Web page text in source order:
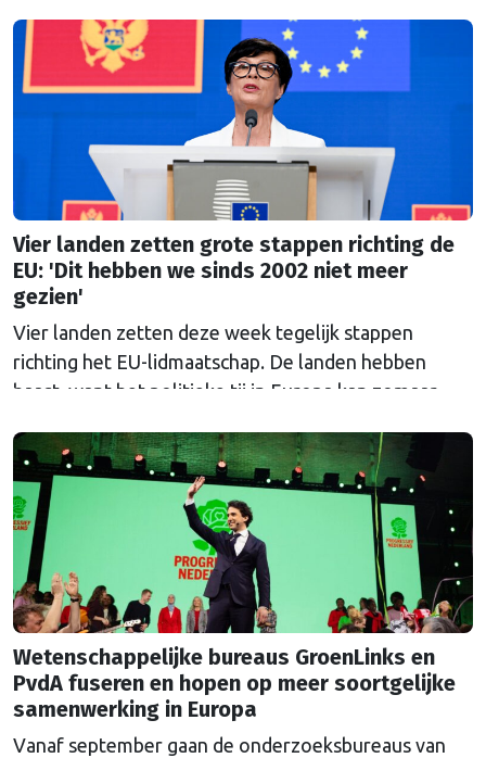
wetten maakt?
Vier landen zetten grote stappen richting de
EU: 'Dit hebben we sinds 2002 niet meer
gezien'
Vier landen zetten deze week tegelijk stappen
richting het EU-lidmaatschap. De landen hebben
haast, want het politieke tij in Europa kan zomaar
Wetenschappelijke bureaus GroenLinks en
PvdA fuseren en hopen op meer soortgelijke
samenwerking in Europa
Vanaf september gaan de onderzoeksbureaus van